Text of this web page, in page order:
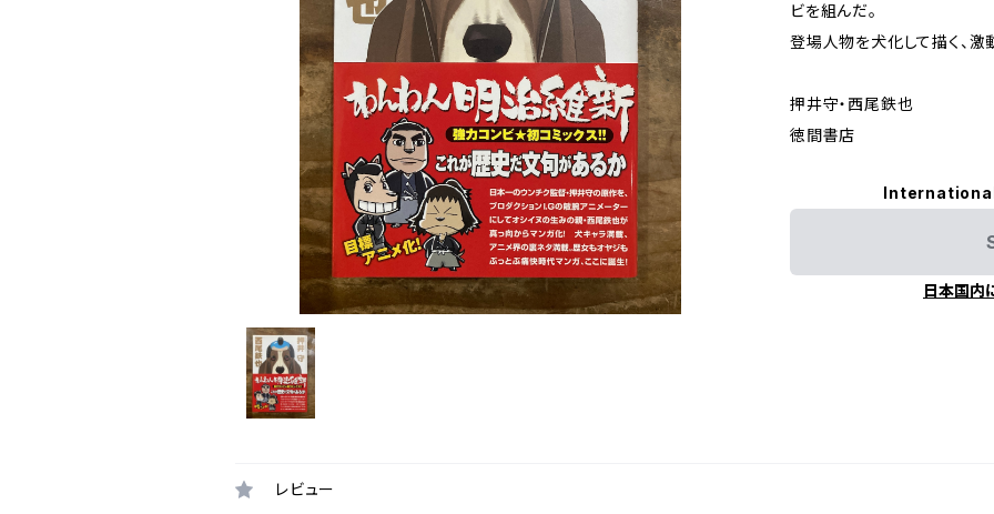
ビを組んだ。
登場人物を犬化して描く、激
押井守・西尾鉄也
徳間書店
日本国内
レビュー